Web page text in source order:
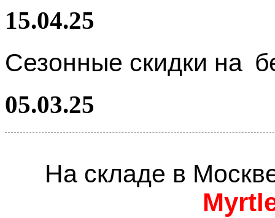
15.04.25
Сезонные скидки на
05.03.25
На складе в